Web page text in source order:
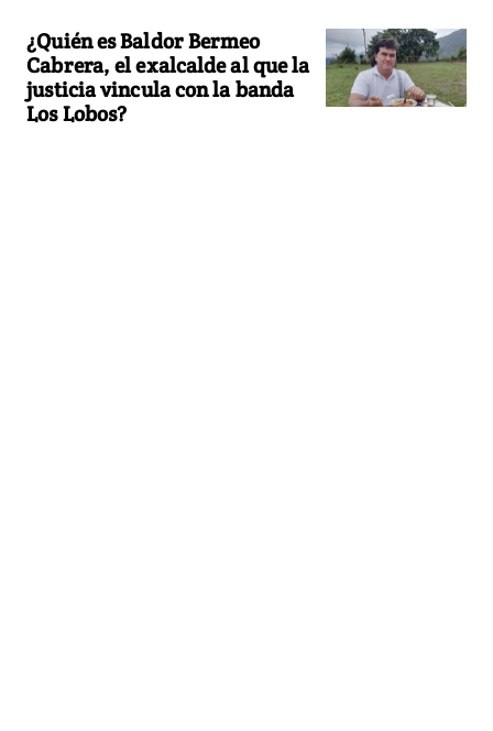
¿Quién es Baldor Bermeo
Cabrera, el exalcalde al que la
justicia vincula con la banda
Los Lobos?